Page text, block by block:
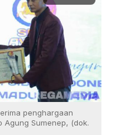
penghargaan
Agung Sumenep, (dok.